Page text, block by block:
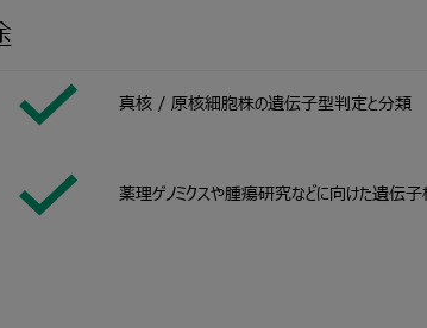
真核 / 原核細胞株の遺伝子型判定と分類
薬理ゲノミクスや腫瘍研究などに向けた遺伝